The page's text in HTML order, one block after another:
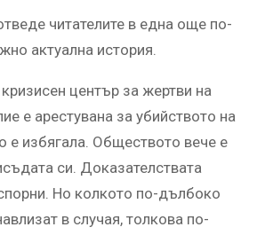
читателите в една още по-
актуална история.
център за жертви на
е арестувана за убийството на
е избягала. Обществото вече е
си. Доказателствата
Но колкото по-дълбоко
в случая, толкова по-